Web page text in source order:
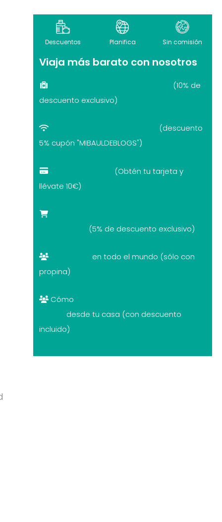
Descuentos Planifica Sin comisión
Viaja más barato con nosotros
(10% de
descuento exclusivo)
(descuento
5% cupón "MIBAULDEBLOGS")
(Obtén tu tarjeta y
llévate 10€)
(5% de descuento exclusivo)
en todo el mundo (sólo con
propina)
Cómo
desde tu casa (con descuento
incluido)